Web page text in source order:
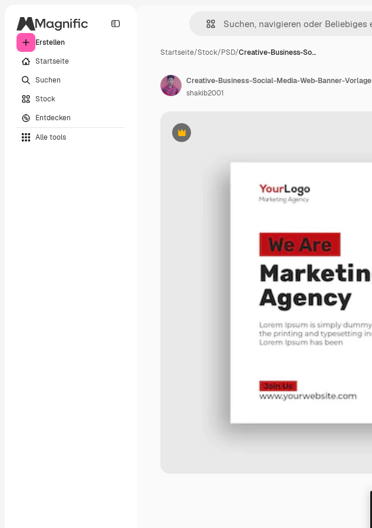
Erstellen
Startseite
Suchen
Stock
Entdecken
Alle tools
Startseite/Stock/PSD/Creative-Business-So…
Premium
Creative-Business-Social-Media-Web-Banner-Vorlage
shakib2001